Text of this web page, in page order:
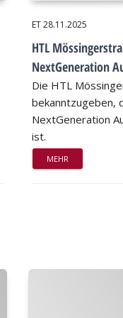
ET28.11.2025
HTL
NextGeneration
Die HTL
bekanntzugeben,
NextGeneration
ist.
MEHR